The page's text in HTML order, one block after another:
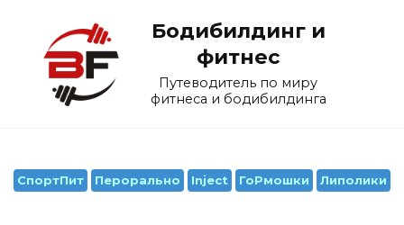
содержанию
Бодибилдинг и
фитнес
Путеводитель по миру
фитнеса и бодибилдинга
СпортПит Перорально Inject ГоРмошки Липолики